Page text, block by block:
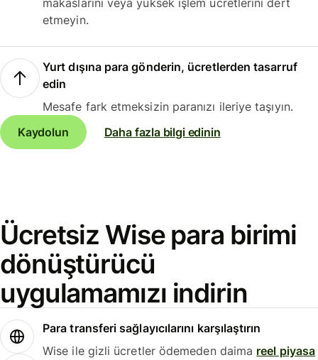
makaslarını veya yüksek işlem ücretlerini dert
etmeyin.
Yurt dışına para gönderin, ücretlerden tasarruf
edin
Mesafe fark etmeksizin paranızı ileriye taşıyın.
Kaydolun
Daha fazla bilgi edinin
Ücretsiz Wise para birimi
dönüştürücü
uygulamamızı indirin
Para transferi sağlayıcılarını karşılaştırın
Wise ile gizli ücretler ödemeden daima reel piyasa